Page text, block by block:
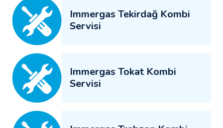
Immergas Tekirdağ Kombi
Servisi
Immergas Tokat Kombi
Servisi